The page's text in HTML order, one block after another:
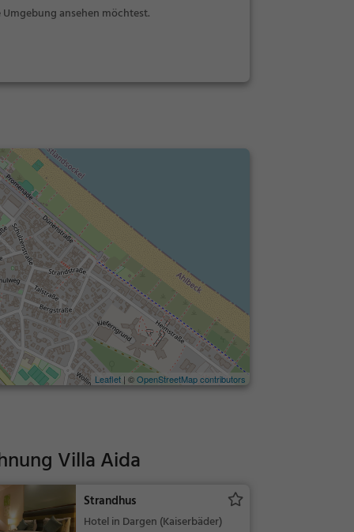
ansehen möchtest.
Leaflet | ©OpenStreetMap contributors
Villa Aida
Strandhus
Hotel in Dargen (Kaiserbäder)